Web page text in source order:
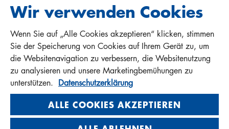
MANN+HUMMEL FT Poland
Sp. z o. o. Sp. k.
ul. Wrocławska 145, 63-800 GOSTYŃ, POLAND
Privacy Statement
Imprint
Wir verwenden Cookies
Wenn Sie auf „Alle Cookies akzeptieren“ klicken, stimmen
Sie der Speicherung von Cookies auf Ihrem Gerät zu, um
die Websitenavigation zu verbessern, die Websitenutzung
zu analysieren und unsere Marketingbemühungen zu
unterstützen. Datenschutzerklärung
ALLE COOKIES AKZEPTIEREN